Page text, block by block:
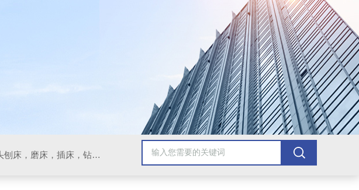
数控车床，加工中心，数控铣床，立钻，台钻，摇臂钻床，锯床，牛头刨床，磨床，插床，钻铣床，滚齿机